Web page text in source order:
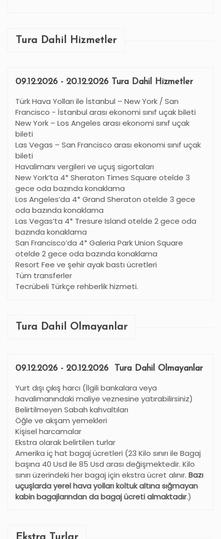
Tura Dahil Hizmetler
09.12.2026 - 20.12.2026 Tura Dahil Hizmetler
Türk Hava Yolları ile İstanbul – New York / San
Francisco - İstanbul arası ekonomi sınıf uçak bileti
New York – Los Angeles arası ekonomi sınıf uçak
bileti
Las Vegas – San Francisco arası ekonomi sınıf uçak
bileti
Havalimanı vergileri ve uçuş sigortaları
New York’ta 4* Sheraton Times Square otelde 3
gece oda bazında konaklama
Los Angeles’da 4* Grand Sheraton otelde 3 gece
oda bazında konaklama
Las Vegas’ta 4* Tresure Island otelde 2 gece oda
bazında konaklama
San Francisco’da 4* Galeria Park Union Square
otelde 2 gece oda bazında konaklama
Resort Fee ve şehir ayak bastı ücretleri
Tüm transferler
Tecrübeli Türkçe rehberlik hizmeti.
Tura Dahil Olmayanlar
09.12.2026 - 20.12.2026 Tura Dahil Olmayanlar
Yurt dışı çıkış harcı (İlgili bankalara veya
havalimanındaki maliye veznesine yatırabilirsiniz)
Belirtilmeyen Sabah kahvaltıları
Öğle ve akşam yemekleri
Kişisel harcamalar
Ekstra olarak belirtilen turlar
Amerika iç hat bagaj ücretleri (23 Kilo sınırı ile Bagaj
başına 40 Usd ile 85 Usd arası değişmektedir. Kilo
sınırı üzerindeki her bagaj için ekstra ücret alınır. Bazı
uçuşlarda yerel hava yolları koltuk altına sığmayan
kabin bagajlarından da bagaj ücreti almaktadır.)